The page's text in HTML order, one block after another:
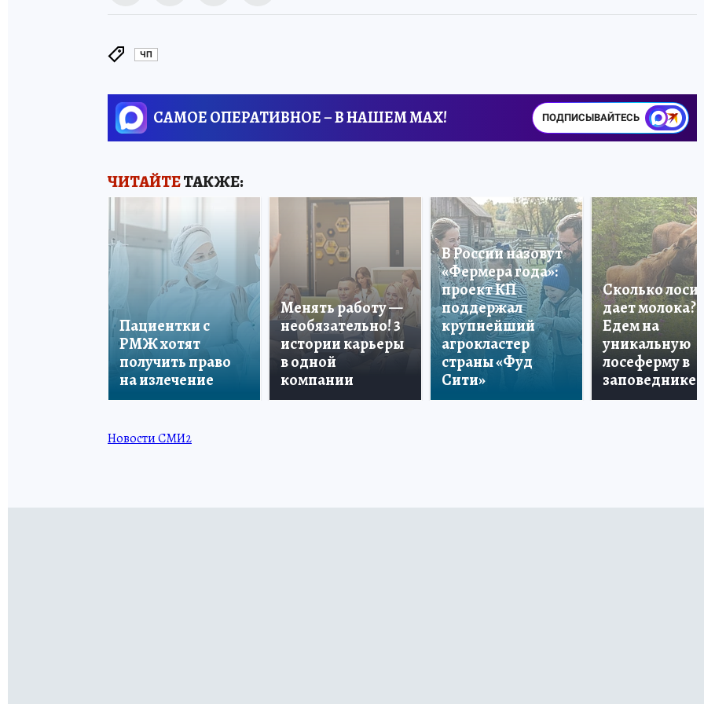
ЧП
САМОЕ ОПЕРАТИВНОЕ – В НАШЕМ MAX! ПОДПИСЫВАЙТЕСЬ
ЧИТАЙТЕТАКЖЕ:
Пациентки с
РМЖ хотят
получить право
на излечение
Менять работу —
необязательно! 3
истории карьеры
в одной
компании
В России назовут
«Фермера года»:
проект КП
поддержал
крупнейший
агрокластер
страны «Фуд
Сити»
Сколько лосиха
дает молока?
Едем на
уникальную
лосеферму в
заповеднике!
Новости СМИ2